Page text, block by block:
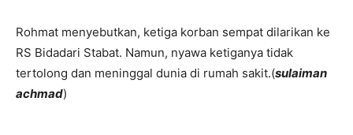
Rohmat menyebutkan, ketiga korban sempat dilarikan ke
RS Bidadari Stabat. Namun, nyawa ketiganya tidak
tertolong dan meninggal dunia di rumah sakit.(sulaiman
achmad)